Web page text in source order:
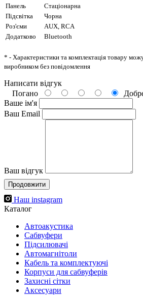
Панель
Стаціонарна
Підсвітка
Чорна
Роз'єми
AUX, RCA
Додатково
Bluetooth
* - Характеристики та комплектація товару
виробником без повідомлення
Написати відгук
Погано
Ваше ім'я
Ваш Email
Ваш відгук
Продовжити
Наш instagram
Каталог
Автоакустика
Cабвуфери
Підсилювачі
Автомагнітоли
Кабель та комплектуючі
Корпуси для сабвуферів
Захисні сітки
Аксесуари